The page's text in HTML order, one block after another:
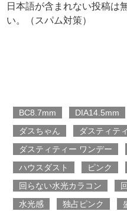
日本語が含まれない投稿は
い。（スパム対策）
BC8.7mm DIA14.5mm
ダスちゃん
ダスティテ
ダスティティー ワンデー
ハウスダスト
ピンク
回らない水光カラコン
水光感
独占ピンク